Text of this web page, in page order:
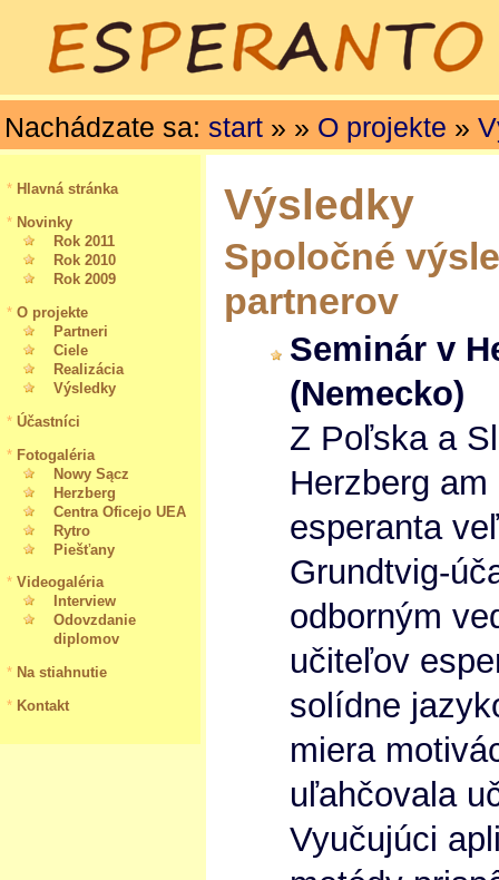
Nachádzate sa: start » » O projekte »
* Hlavná stránka
* Novinky
Rok 2011
Rok 2010
Rok 2009
*O projekte
Partneri
Ciele
Realizácia
Výsledky
*Účastníci
* Fotogaléria
Nowy Sącz
Herzberg
Centra Oficejo UEA
Rytro
Piešťany
*Videogaléria
Interview
Odovzdanie
diplomov
* Na stiahnutie
* Kontakt
Výsledky
Spoločné
partnerov
Seminár v
(Nemecko)
Z Poľska a
Herzberg
esperanta
Grundtvig-
odborným
učiteľov
solídne
miera
uľahčovala
Vyučujúci